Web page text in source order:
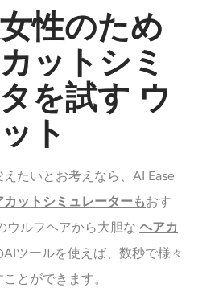
女性のため
ットシミ
を試す ウ
ト
たいとお考えなら、AI Ease
カットシミュレーターもおす
ウルフヘアから大胆なヘアカ
AIツールを使えば、数秒で様々
とができます。